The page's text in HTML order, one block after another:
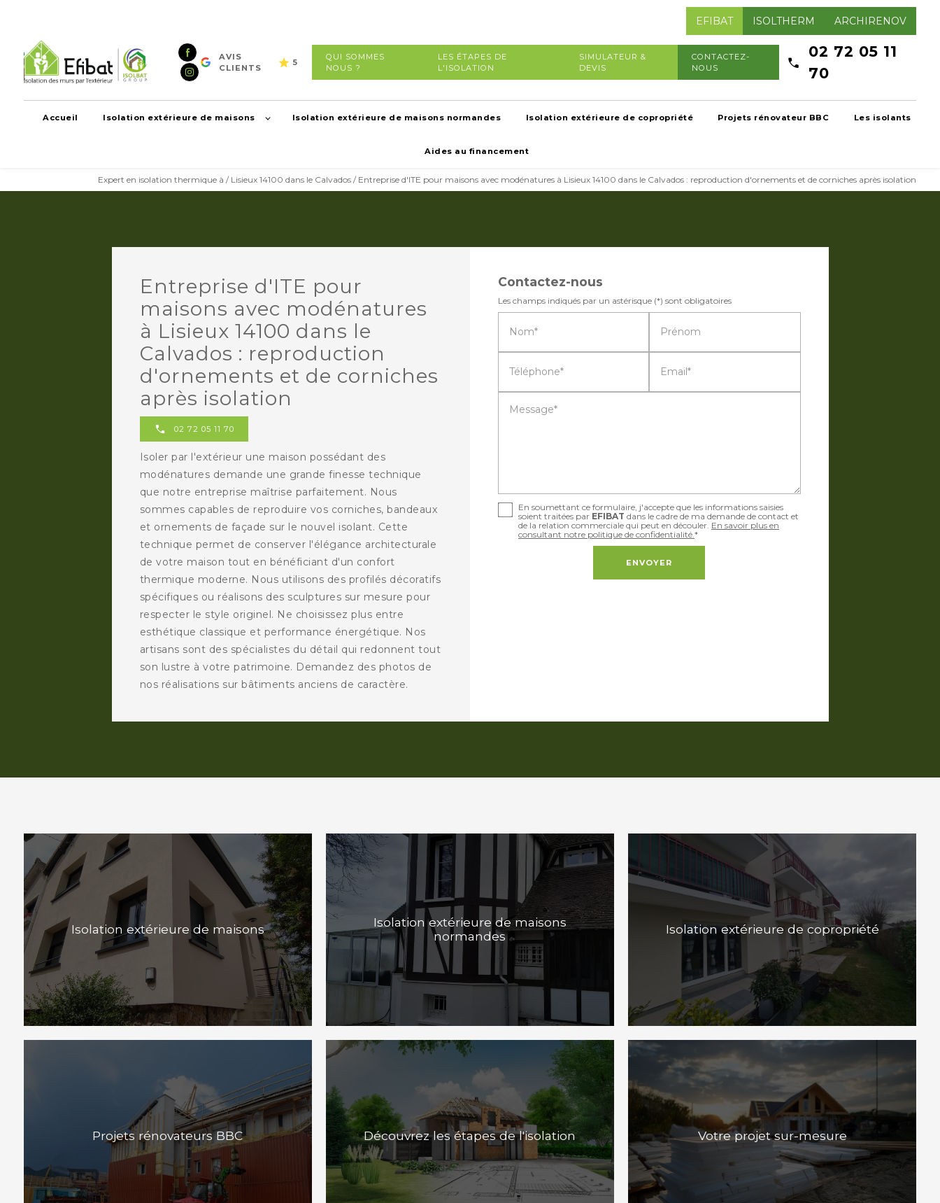
EFIBAT ISOLTHERM ARCHIRENOV
AVIS
CLIENTS
5
QUI SOMMES
NOUS ?
LES ÉTAPES DE
L'ISOLATION
SIMULATEUR &
DEVIS
CONTACTEZ-
NOUS
02 72 05 11
70
Accueil Isolation extérieure de maisons Isolation extérieure de maisons normandes Isolation extérieure de copropriété Projets rénovateur BBC Les isolants
Aides au financement
Expert en isolation thermique à / Lisieux 14100 dans le Calvados / Entreprise d'ITE pour maisons avec modénatures à Lisieux 14100 dans le Calvados : reproduction d'ornements et de corniches après isolation
Entreprise d'ITE pour
maisons avec modénatures
à Lisieux 14100 dans le
Calvados : reproduction
d'ornements et de corniches
après isolation
02 72 05 11 70
Isoler par l'extérieur une maison possédant des
modénatures demande une grande finesse technique
que notre entreprise maîtrise parfaitement. Nous
sommes capables de reproduire vos corniches, bandeaux
et ornements de façade sur le nouvel isolant. Cette
technique permet de conserver l'élégance architecturale
de votre maison tout en bénéficiant d'un confort
thermique moderne. Nous utilisons des profilés décoratifs
spécifiques ou réalisons des sculptures sur mesure pour
respecter le style originel. Ne choisissez plus entre
esthétique classique et performance énergétique. Nos
artisans sont des spécialistes du détail qui redonnent tout
son lustre à votre patrimoine. Demandez des photos de
nos réalisations sur bâtiments anciens de caractère.
Contactez-nous
Les champs indiqués par un astérisque (*) sont obligatoires
Nom* Prénom
Téléphone* Email*
Message*
En soumettant ce formulaire, j'accepte que les informations saisies
soient traitées par EFIBAT dans le cadre de ma demande de contact et
de la relation commerciale qui peut en découler. En savoir plus en
consultant notre politique de confidentialité.*
Isolation extérieure de maisons
Isolation extérieure de maisons
normandes
Isolation extérieure de copropriété
Projets rénovateurs BBC Découvrez les étapes de l'isolation Votre projet sur-mesure